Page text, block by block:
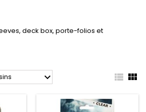
deck box, porte-folios et
  